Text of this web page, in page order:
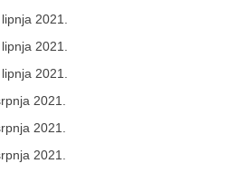
2021.
2021.
2021.
2021.
2021.
2021.